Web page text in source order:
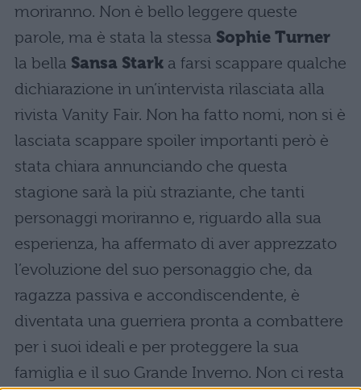
moriranno. Non è bello leggere queste
parole, ma è stata la stessa Sophie Turner
la bella Sansa Stark a farsi scappare qualche
dichiarazione in un’intervista rilasciata alla
rivista Vanity Fair. Non ha fatto nomi, non si è
lasciata scappare spoiler importanti però è
stata chiara annunciando che questa
stagione sarà la più straziante, che tanti
personaggi moriranno e, riguardo alla sua
esperienza, ha affermato di aver apprezzato
l’evoluzione del suo personaggio che, da
ragazza passiva e accondiscendente, è
diventata una guerriera pronta a combattere
per i suoi ideali e per proteggere la sua
famiglia e il suo Grande Inverno. Non ci resta